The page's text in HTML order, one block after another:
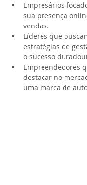
Empresários
sua presença
vendas.
Líderes que
estratégias de
o sucesso
Empreendedores
destacar no
uma marca de